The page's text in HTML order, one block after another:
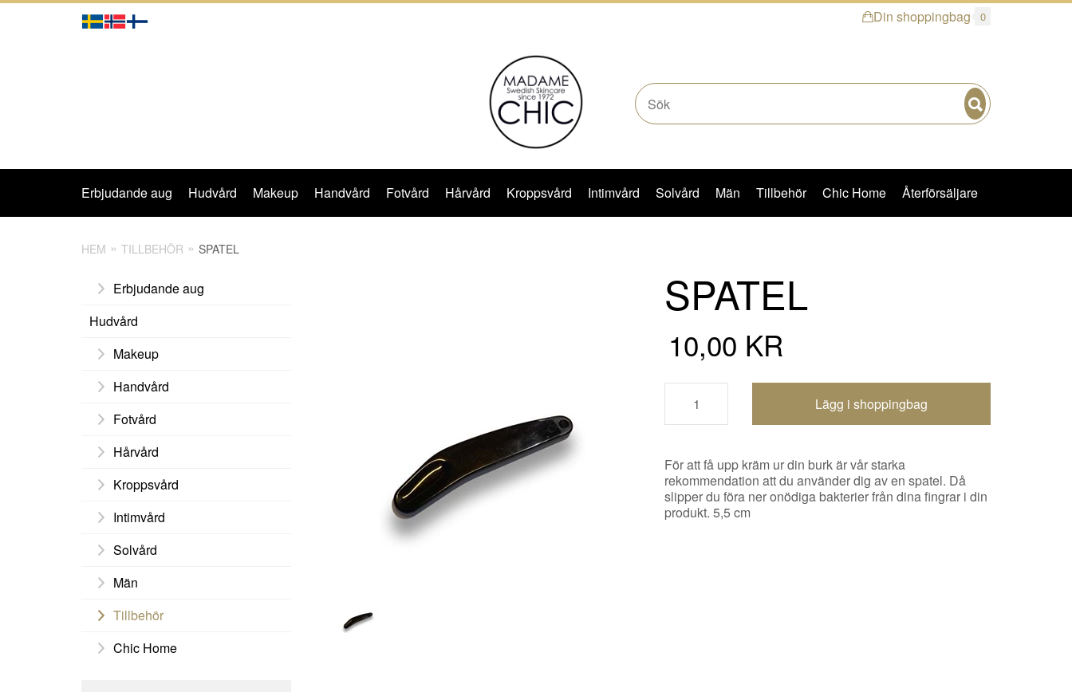
Din shoppingbag 0
Sök
Erbjudande aug Hudvård Makeup Handvård Fotvård Hårvård Kroppsvård Intimvård Solvård Män Tillbehör Chic Home Återförsäljare
HEM TILLBEHÖR SPATEL
Erbjudande aug
Hudvård
Makeup
Handvård
Fotvård
Hårvård
Kroppsvård
Intimvård
Solvård
Män
Tillbehör
Chic Home
SPATEL
10,00 KR
Shoppingbagen uppdaterad
För att få upp kräm ur din burk är vår starka
rekommendation att du använder dig av en spatel. Då
slipper du föra ner onödiga bakterier från dina fingrar i din
produkt. 5,5 cm